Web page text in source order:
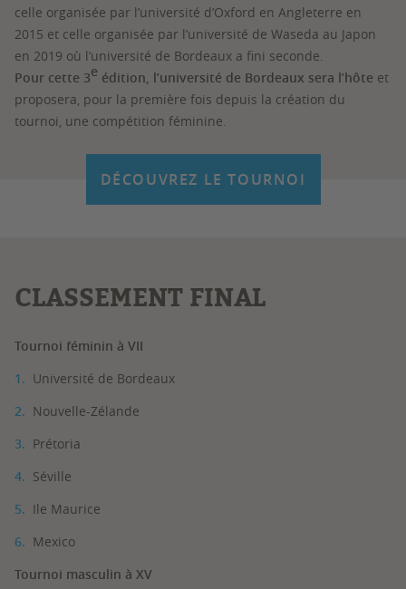
celle organisée par l’université d’Oxford en Angleterre en
2015 et celle organisée par l’université de Waseda au Japon
en 2019 où l’université de Bordeaux a fini seconde.
Pour cette 3e édition, l’université de Bordeaux sera l’hôte et
proposera, pour la première fois depuis la création du
tournoi, une compétition féminine.
DÉCOUVREZ LE TOURNOI
CLASSEMENT FINAL
Tournoi féminin à VII
Université de Bordeaux
Nouvelle-Zélande
Prétoria
Séville
Ile Maurice
Mexico
Tournoi masculin à XV